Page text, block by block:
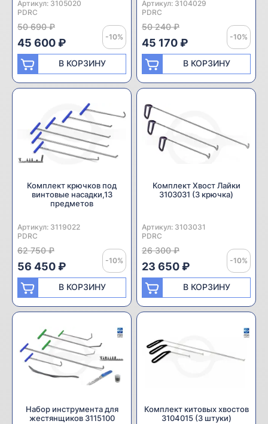
Артикул: 3105020
Производитель:
PDRC
50 690 ₽
-10%
45 600 ₽
В КОРЗИНУ
Артикул: 3104029
Производитель:
PDRC
50 240 ₽
-10%
45 170 ₽
В КОРЗИНУ
Комплект крючков под
винтовые насадки,13
предметов
Артикул: 3119022
Производитель:
PDRC
62 750 ₽
-10%
56 450 ₽
В КОРЗИНУ
Комплект Хвост Лайки
3103031 (3 крючка)
Артикул: 3103031
Производитель:
PDRC
26 300 ₽
-10%
23 650 ₽
В КОРЗИНУ
Набор инструмента для
жестянщиков 3115100
Комплект китовых хвостов
3104015 (3 штуки)